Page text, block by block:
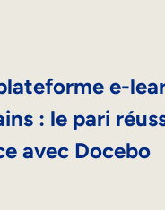
e-
: le pari
avec Docebo